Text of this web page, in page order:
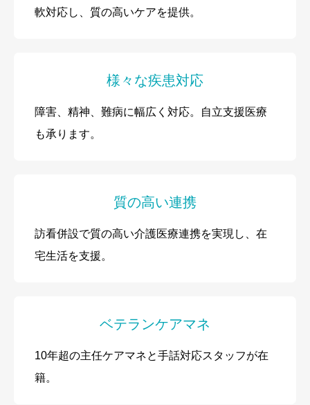
軟対応し、質の高いケアを提供。
様々な疾患対応
障害、精神、難病に幅広く対応。自立支援医療
も承ります。
質の高い連携
訪看併設で質の高い介護医療連携を実現し、在
宅生活を支援。
ベテランケアマネ
10年超の主任ケアマネと手話対応スタッフが在
籍。